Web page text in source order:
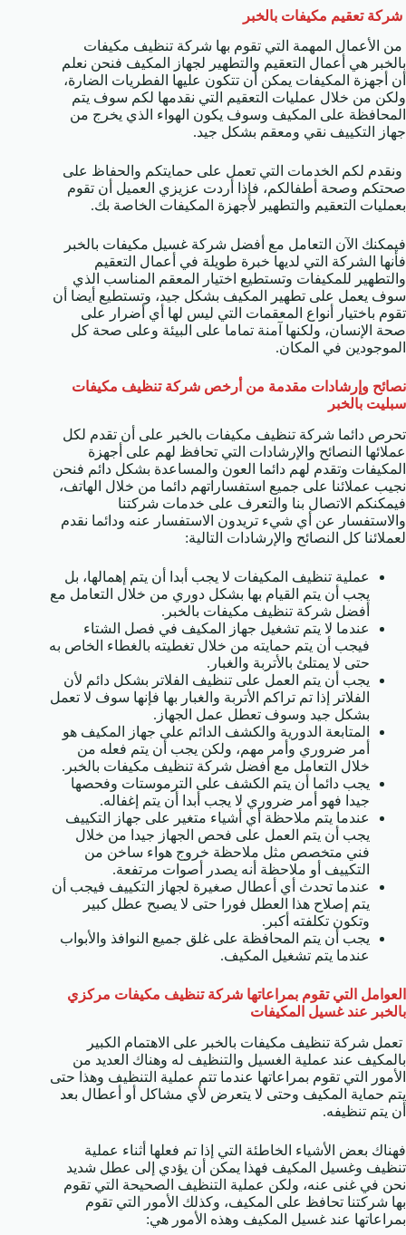
شركة تعقيم مكيفات بالخبر
من الأعمال المهمة التي تقوم بها شركة تنظيف مكيفات
بالخبر هي أعمال التعقيم والتطهير لجهاز المكيف فنحن نعلم
أن أجهزة المكيفات يمكن أن تتكون عليها الفطريات الضارة،
ولكن من خلال عمليات التعقيم التي نقدمها لكم سوف يتم
المحافظة على المكيف وسوف يكون الهواء الذي يخرج من
جهاز التكييف نقي ومعقم بشكل جيد.
ونقدم لكم الخدمات التي تعمل على حمايتكم والحفاظ على
صحتكم وصحة أطفالكم، فإذا أردت عزيزي العميل أن تقوم
بعمليات التعقيم والتطهير لأجهزة المكيفات الخاصة بك.
فيمكنك الآن التعامل مع أفضل شركة غسيل مكيفات بالخبر
فأنها الشركة التي لديها خبرة طويلة في أعمال التعقيم
والتطهير للمكيفات وتستطيع اختيار المعقم المناسب الذي
سوف يعمل على تطهير المكيف بشكل جيد، وتستطيع أيضا أن
تقوم باختيار أنواع المعقمات التي ليس لها أي أضرار على
صحة الإنسان، ولكنها آمنة تماما على البيئة وعلى صحة كل
الموجودين في المكان.
نصائح وإرشادات مقدمة من أرخص شركة تنظيف مكيفات
سبليت بالخبر
تحرص دائما شركة تنظيف مكيفات بالخبر على أن تقدم لكل
عملائها النصائح والإرشادات التي تحافظ لهم على أجهزة
المكيفات وتقدم لهم دائما العون والمساعدة بشكل دائم فنحن
نجيب عملائنا على جميع استفساراتهم دائما من خلال الهاتف،
فيمكنكم الاتصال بنا والتعرف على خدمات شركتنا
والاستفسار عن أي شيء تريدون الاستفسار عنه ودائما نقدم
لعملائنا كل النصائح والإرشادات التالية:
عملية تنظيف المكيفات لا يجب أبدا أن يتم إهمالها، بل
يجب أن يتم القيام بها بشكل دوري من خلال التعامل مع
أفضل شركة تنظيف مكيفات بالخبر.
عندما لا يتم تشغيل جهاز المكيف في فصل الشتاء
فيجب أن يتم حمايته من خلال تغطيته بالغطاء الخاص به
حتى لا يمتلئ بالأتربة والغبار.
يجب أن يتم العمل على تنظيف الفلاتر بشكل دائم لأن
الفلاتر إذا تم تراكم الأتربة والغبار بها فإنها سوف لا تعمل
بشكل جيد وسوف تعطل عمل الجهاز.
المتابعة الدورية والكشف الدائم على جهاز المكيف هو
أمر ضروري وأمر مهم، ولكن يجب أن يتم فعله من
خلال التعامل مع أفضل شركة تنظيف مكيفات بالخبر.
يجب دائما أن يتم الكشف على الترموستات وفحصها
جيدا فهو أمر ضروري لا يجب أبدا أن يتم إغفاله.
عندما يتم ملاحظة أي أشياء متغير على جهاز التكييف
يجب أن يتم العمل على فحص الجهاز جيدا من خلال
فني متخصص مثل ملاحظة خروج هواء ساخن من
التكييف أو ملاحظة أنه يصدر أصوات مرتفعة.
عندما تحدث أي أعطال صغيرة لجهاز التكييف فيجب أن
يتم إصلاح هذا العطل فورا حتى لا يصبح عطل كبير
وتكون تكلفته أكبر.
يجب أن يتم المحافظة على غلق جميع النوافذ والأبواب
عندما يتم تشغيل المكيف.
العوامل التي تقوم بمراعاتها شركة تنظيف مكيفات مركزي
بالخبر عند غسيل المكيفات
تعمل شركة تنظيف مكيفات بالخبر على الاهتمام الكبير
بالمكيف عند عملية الغسيل والتنظيف له وهناك العديد من
الأمور التي تقوم بمراعاتها عندما تتم عملية التنظيف وهذا حتى
يتم حماية المكيف وحتى لا يتعرض لأي مشاكل أو أعطال بعد
أن يتم تنظيفه.
فهناك بعض الأشياء الخاطئة التي إذا تم فعلها أثناء عملية
تنظيف وغسيل المكيف فهذا يمكن أن يؤدي إلى عطل شديد
نحن في غنى عنه، ولكن عملية التنظيف الصحيحة التي تقوم
بها شركتنا تحافظ على المكيف، وكذلك الأمور التي تقوم
بمراعاتها عند غسيل المكيف وهذه الأمور هي: